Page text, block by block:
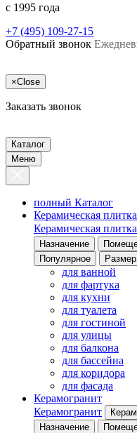
c 1995 года
+7 (495) 109-27-15
Обратный звонок
×Close
Заказать звонок
Каталог
Меню
полный Каталог
Керамическая плитка
Керамическая плитка
Назначение
Популярное
Размер
для ванной
для фартука
для кухни
для туалета
для гостиной
для улицы
для балкона
для бассейна
для коридора
для фасада
Керамогранит
Керамогранит
Назначение